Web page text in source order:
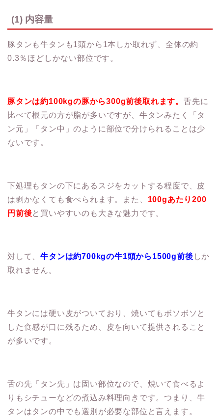
(1) 内容量
豚タンも牛タンも1頭から1本しか取れず、全体の約
0.3％ほどしかない部位です。
豚タンは約100kgの豚から300g前後取れます。 舌先に
比べて根元の方が脂が多いですが、牛タンみたく「タ
ン元」「タン中」のように部位で分けられることは少
ないです。
下処理もタンの下にあるスジをカットする程度で、皮
は剥かなくても食べられます。また、 100gあたり200
円前後と買いやすいのも大きな魅力です。
対して、牛タンは約700kgの牛1頭から1500g前後 しか
取れません。
牛タンには硬い皮がついており、焼いてもボソボソと
した食感が口に残るため、皮を向いて提供されること
が多いです。
舌の先「タン先」は固い部位なので、焼いて食べるよ
りもシチューなどの煮込み料理向きです。つまり、牛
タンはタンの中でも選別が必要な部位と言えます。